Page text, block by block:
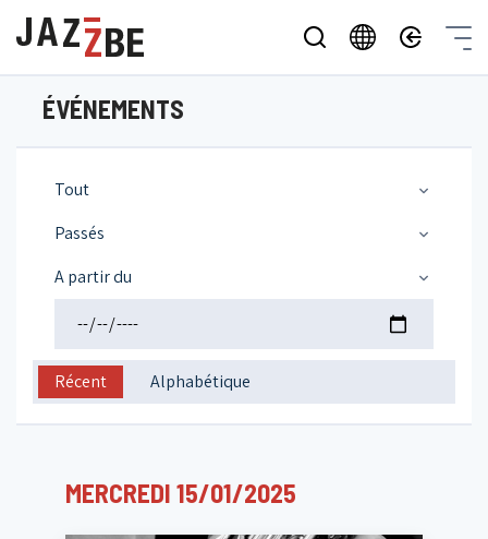
ÉVÉNEMENTS
Tout
Passés
A partir du
Récent Alphabétique
MERCREDI 15/01/2025